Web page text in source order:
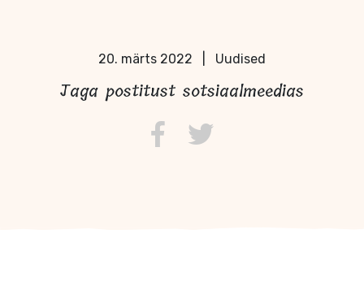
20. märts 2022 Uudised
Jaga postitust sotsiaalmeedias